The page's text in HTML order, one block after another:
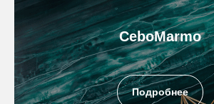
CeboMarmo
Подробнее